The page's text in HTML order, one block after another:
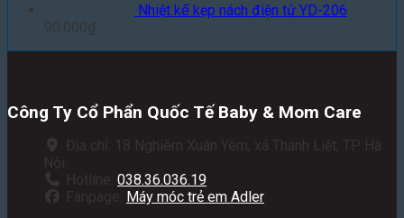
Nhiệt kế kẹp nách điện tử YD-206
90.000₫
Công Ty Cổ Phẩn Quốc Tế Baby & Mom Care
Địa chỉ: 18 Nghiêm Xuân Yêm, xã Thanh Liệt, TP. Hà
Nội.
Hotline: 038.36.036.19
Fanpage: Máy móc trẻ em Adler